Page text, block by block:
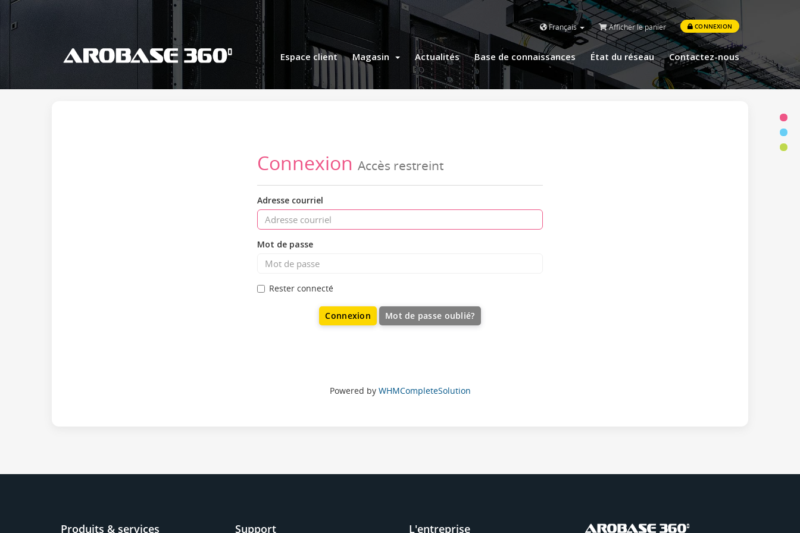
Français Afficher le panier CONNEXION
Espace client Magasin Actualités Base de connaissances État du réseau Contactez-nous
Connexion Accès restreint
Adresse courriel
Mot de passe
Rester connecté
Mot de passe oublié?
Powered by WHMCompleteSolution
Produits & services Support L'entreprise